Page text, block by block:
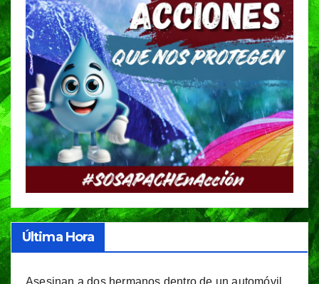
Última Hora